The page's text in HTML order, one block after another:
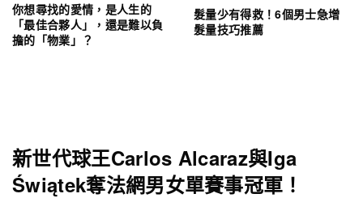
你想尋找的愛情，是人生的
「最佳合夥人」，還是難以負
擔的「物業」？
髮量少有得救！6個男士急增
髮量技巧推薦
新世代球王Carlos Alcaraz與Iga
Świątek奪法網男女單賽事冠軍！